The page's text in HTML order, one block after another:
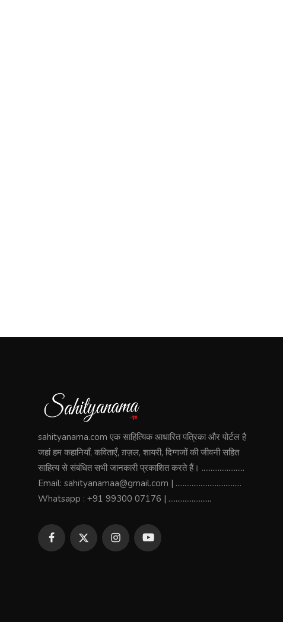
sahityanama.com एक साहित्यिक आधारित पत्रिका और पोर्टल है
जहां हम कहानियाँ, कविताएँ, ग़ज़ल, शायरी, दिग्गजों की जीवनी सहित
साहित्य से संबंधित सभी जानकारी प्रकाशित करते हैं। ........................
Email: sahityanamaa@gmail.com | .....................................
Whatsapp : +91 99300 07176 | ........................